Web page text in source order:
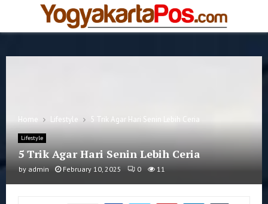
PRIMARY
Home Lifestyle 5 Trik Agar Hari Senin Lebih Ceria
Lifestyle
5 Trik Agar Hari Senin Lebih Ceria
by admin February 10, 2025 0 11